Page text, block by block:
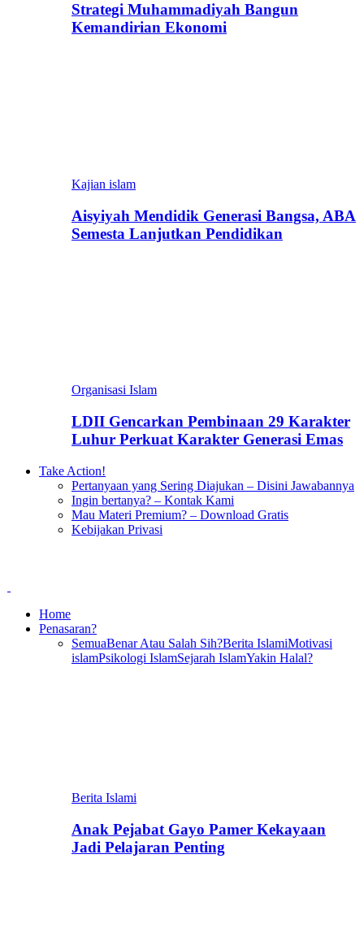
Strategi Muhammadiyah Bangun
Kemandirian Ekonomi
Kajian islam
Aisyiyah Mendidik Generasi Bangsa, ABA
Semesta Lanjutkan Pendidikan
Organisasi Islam
LDII Gencarkan Pembinaan 29 Karakter
Luhur Perkuat Karakter Generasi Emas
Take Action!
Pertanyaan yang Sering Diajukan – Disini Jawabannya
Ingin bertanya? – Kontak Kami
Mau Materi Premium? – Download Gratis
Kebijakan Privasi
Home
Penasaran?
SemuaBenar Atau Salah Sih?Berita IslamiMotivasi
islamPsikologi IslamSejarah IslamYakin Halal?
Berita Islami
Anak Pejabat Gayo Pamer Kekayaan
Jadi Pelajaran Penting